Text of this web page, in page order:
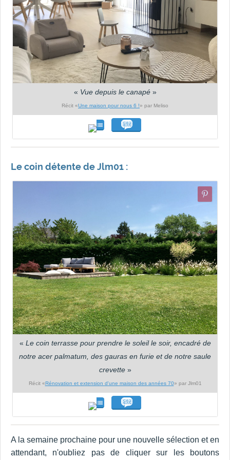
« Vue depuis le canapé»
Récit «Une maison pour nous 6 !» par Meliso
Le coin détente de Jlm01 :
« Le coin terrasse pour prendre le soleil le soir, encadré de
notre acer palmatum, des gauras en furie et de notre saule
crevette»
Récit «Rénovation et extension d'une maison des années 70» par Jlm01
A la semaine prochaine pour une nouvelle sélection et en
attendant, n'oubliez pas de cliquer sur les boutons